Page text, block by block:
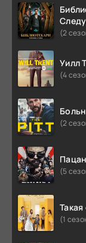
(2
Уилл
(4
(2
(5
(1